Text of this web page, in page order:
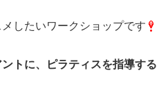
したいワークショップです
トに、ピラティスを指導する